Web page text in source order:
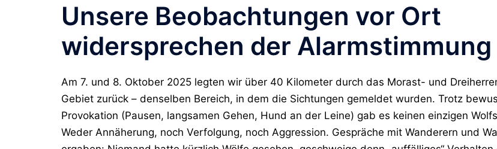
Unsere Beobachtungen vor Ort
widersprechen der Alarmstimmung
Am 7. und 8. Oktober 2025 legten wir über 40 Kilometer durch das Morast- und
Gebiet zurück – denselben Bereich, in dem die Sichtungen gemeldet wurden. Trotz
Provokation (Pausen, langsamen Gehen, Hund an der Leine) gab es keinen einzigen
Weder Annäherung, noch Verfolgung, noch Aggression. Gespräche mit Wanderern und